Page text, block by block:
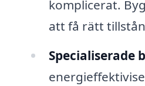
komplicerat.
att få rätt
Specialiserade